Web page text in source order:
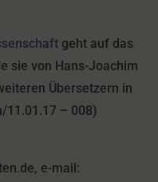
geht auf das
sie von Hans-Joachim
Übersetzern in
11.01.17 – 008)
e-mail: